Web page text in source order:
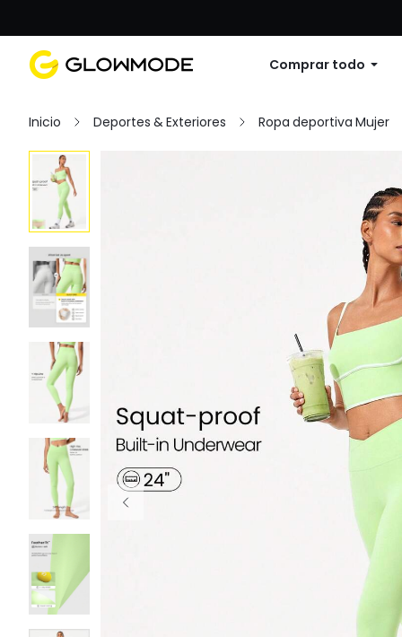
Comprar todo
Inicio Deportes & Exteriores Ropa deportiva Mujer